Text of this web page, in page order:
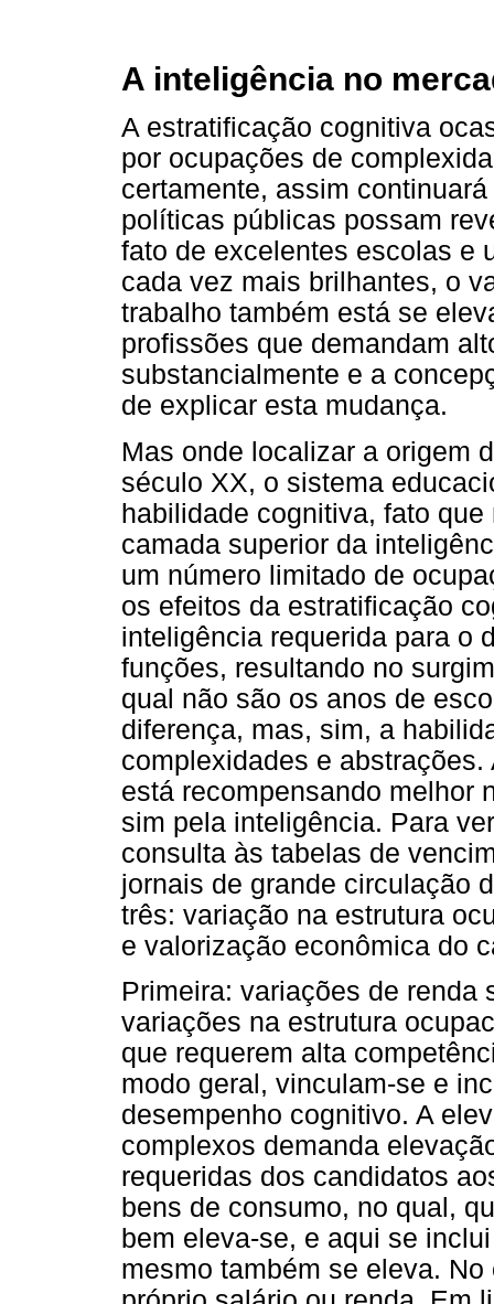
A inteligência no
A estratificação cognitiva
por ocupações de
certamente, assim
políticas públicas possam
fato de excelentes escolas e
cada vez mais brilhantes, o
trabalho também está se
profissões que demandam
substancialmente e a
de explicar esta mudança.
Mas onde localizar a origem
século XX, o sistema
habilidade cognitiva, fato
camada superior da
um número limitado de
os efeitos da estratificação
inteligência requerida para o
funções, resultando no
qual não são os anos de
diferença, mas, sim, a
complexidades e
está recompensando melhor
sim pela inteligência. Para
consulta às tabelas de
jornais de grande circulação
três: variação na estrutura
e valorização econômica do
Primeira: variações de renda
variações na estrutura
que requerem alta
modo geral, vinculam-se e
desempenho cognitivo. A
complexos demanda
requeridas dos candidatos
bens de consumo, no qual,
bem eleva-se, e aqui se
mesmo também se eleva.